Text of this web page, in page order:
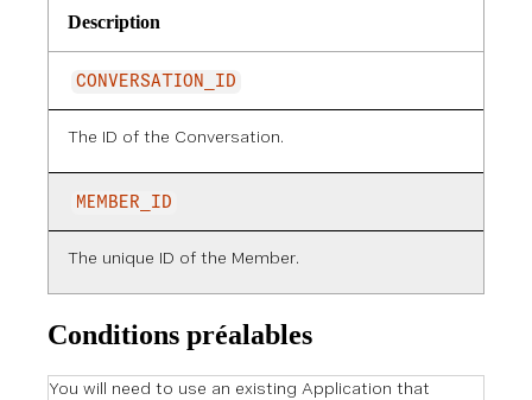
Description
CONVERSATION_ID
The ID of the Conversation.
MEMBER_ID
The unique ID of the Member.
Conditions préalables
You will need to use an existing Application that